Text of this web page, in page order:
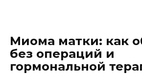
Миома матки: как
без операций и
гормональной